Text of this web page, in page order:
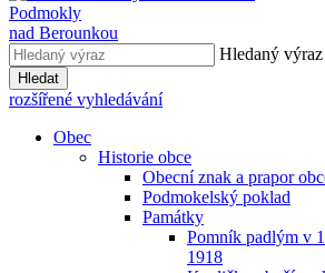
Podmokly
nad Berounkou
Hledaný výraz
Hledat
rozšířené vyhledávání
Obec
Historie obce
Obecní znak a prapor
Podmokelský poklad
Památky
Pomník padlým v
1918